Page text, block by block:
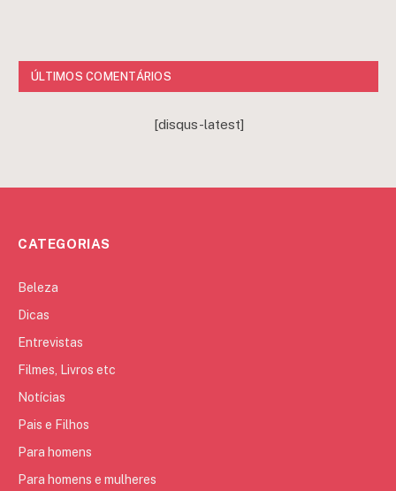
ÚLTIMOS COMENTÁRIOS
[disqus-latest]
CATEGORIAS
Beleza
Dicas
Entrevistas
Filmes, Livros etc
Notícias
Pais e Filhos
Para homens
Para homens e mulheres